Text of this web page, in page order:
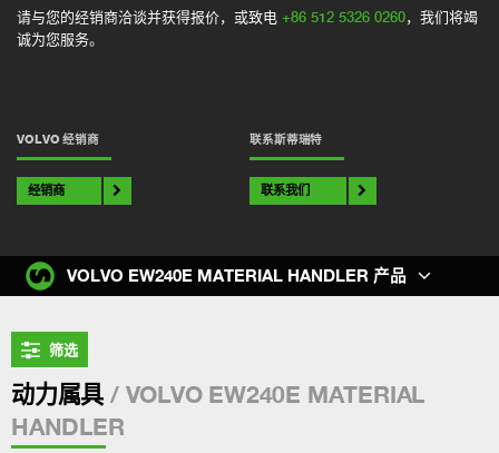
请与您的经销商洽谈并获得报价，或致电 +86 512 5326 0260，我们将竭
诚为您服务。
VOLVO 经销商
经销商
联系斯蒂瑞特
联系我们
筛选
动力属具 / VOLVO EW240E MATERIAL
HANDLER
VOLVO EW240E MATERIAL HANDLER 产品